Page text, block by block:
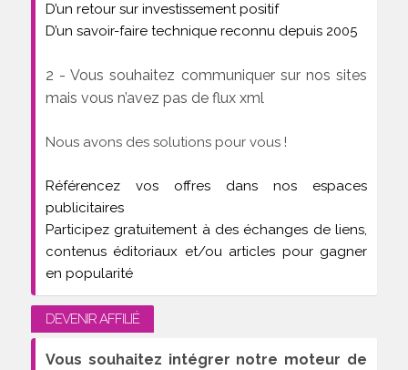
D’un retour sur investissement positif
D’un savoir-faire technique reconnu depuis 2005
2 - Vous souhaitez communiquer sur nos sites
mais vous n’avez pas de flux xml
Nous avons des solutions pour vous !
Référencez vos offres dans nos espaces
publicitaires
Participez gratuitement à des échanges de liens,
contenus éditoriaux et/ou articles pour gagner
en popularité
DEVENIR AFFILIÉ
Vous souhaitez intégrer notre moteur de